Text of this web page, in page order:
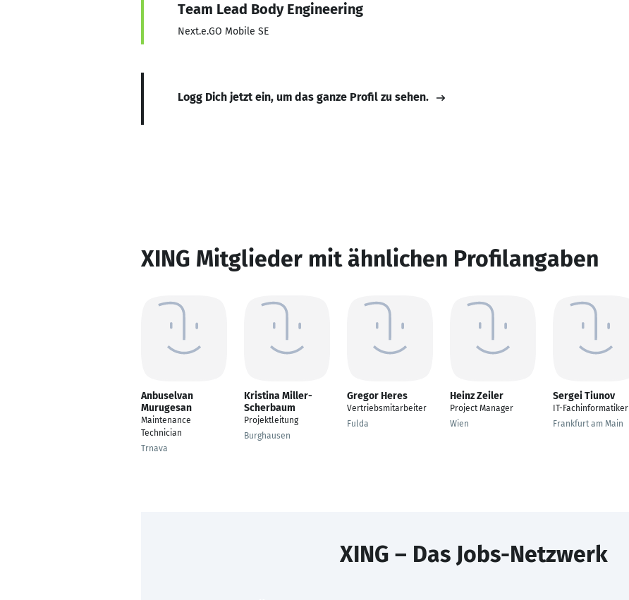
Team Lead Body Engineering
Next.e.GO Mobile SE
Logg Dich jetzt ein, um das ganze Profil zu sehen.
XING Mitglieder mit ähnlichen Profilangaben
Anbuselvan
Murugesan
Maintenance
Technician
Trnava
Kristina Miller-
Scherbaum
Projektleitung
Burghausen
Gregor Heres
Vertriebsmitarbeiter
Fulda
Heinz Zeiler
Project Manager
Wien
Sergei Tiunov
IT-Fachinformatiker
Frankfurt am Main
XING – Das Jobs-Netzwerk